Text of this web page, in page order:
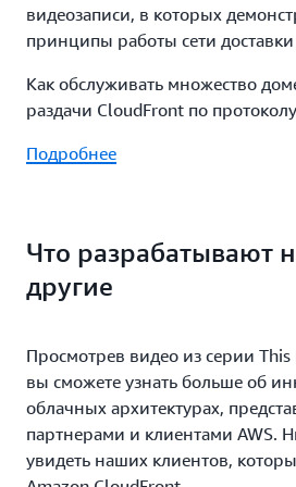
видеозаписи, в которых
принципы работы сети доставки
Как обслуживать множество
раздачи CloudFront по
Подробнее
Что разрабатывают
другие
Просмотрев видео из серии This
вы сможете узнать больше об
облачных архитектурах,
партнерами и клиентами AWS.
увидеть наших клиентов,